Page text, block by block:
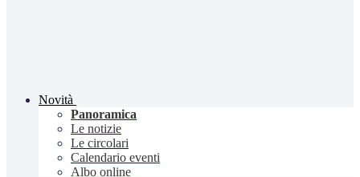
Novità
Panoramica
Le notizie
Le circolari
Calendario eventi
Albo online